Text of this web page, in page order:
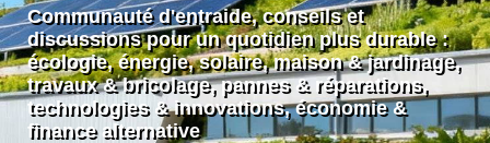
Communauté d'entraide, conseils et
discussions pour un quotidien plus durable :
écologie, énergie, solaire, maison & jardinage,
travaux & bricolage, pannes & réparations,
technologies & innovations, économie &
finance alternative